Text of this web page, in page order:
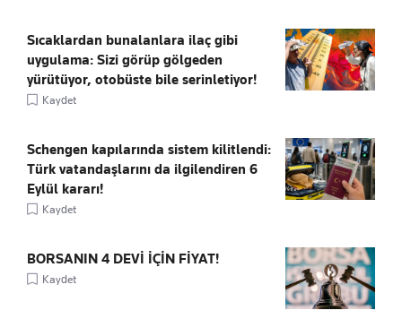
Sıcaklardan bunalanlara ilaç gibi
uygulama: Sizi görüp gölgeden
yürütüyor, otobüste bile serinletiyor!
Kaydet
Schengen kapılarında sistem kilitlendi:
Türk vatandaşlarını da ilgilendiren 6
Eylül kararı!
Kaydet
BORSANIN 4 DEVİ İÇİN FİYAT!
Kaydet